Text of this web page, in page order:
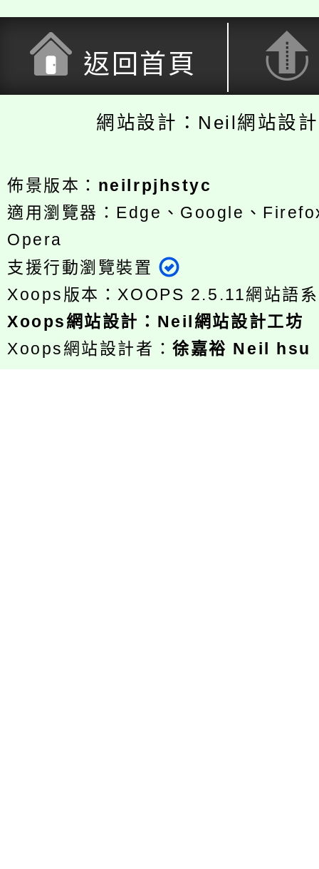
返回首頁
網站設計：Neil網站設
佈景版本： neilrpjhstyc
適用瀏覽器：Edge、Google、
Opera
支援行動瀏覽裝置
Xoops版本： XOOPS 2.5.11網站語
Xoops網站設計 ： Neil網站設計工坊
Xoops網站設計者：徐嘉裕 Neil hsu